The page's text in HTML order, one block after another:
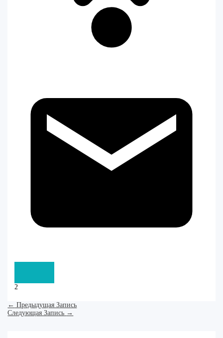
2
← Предыдущая Запись
Следующая Запись →